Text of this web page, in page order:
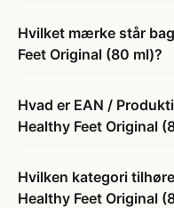
Hvilket mærke står
Feet Original (80 ml)?
Hvad er EAN /
Healthy Feet Original
Hvilken kategori
Healthy Feet Original